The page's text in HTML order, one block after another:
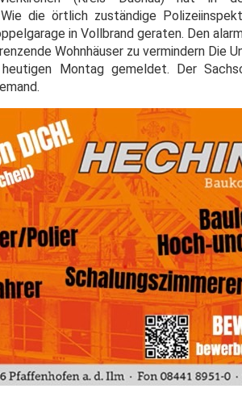
die örtlich zuständige
in Vollbrand geraten. Den
Wohnhäuser zu vermindern Die
Montag gemeldet. Der